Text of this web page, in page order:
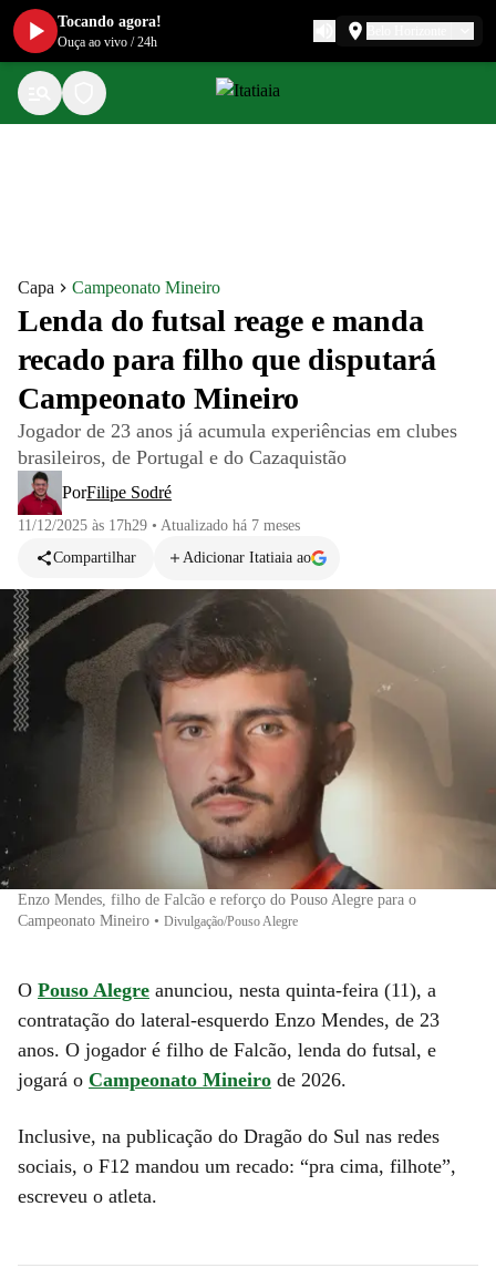
Capa Campeonato Mineiro
Lenda do futsal reage e manda
recado para filho que disputará
Campeonato Mineiro
Jogador de 23 anos já acumula experiências em clubes
brasileiros, de Portugal e do Cazaquistão
PorFilipe Sodré
11/12/2025 às 17h29 • Atualizado há 7 meses
Compartilhar
Adicionar Itatiaia ao
Enzo Mendes, filho de Falcão e reforço do Pouso Alegre para o
Campeonato Mineiro • Divulgação/Pouso Alegre
O Pouso Alegre anunciou, nesta quinta-feira (11), a
contratação do lateral-esquerdo Enzo Mendes, de 23
anos. O jogador é filho de Falcão, lenda do futsal, e
jogará o Campeonato Mineiro de 2026.
Inclusive, na publicação do Dragão do Sul nas redes
sociais, o F12 mandou um recado: “pra cima, filhote”,
escreveu o atleta.
Tocando agora!
Ouça ao vivo /24h